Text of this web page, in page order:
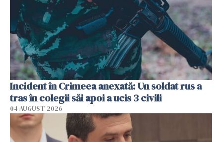
Incident în Crimeea anexată: Un soldat rus a
tras în colegii săi apoi a ucis 3 civili
04 AUGUST 2026